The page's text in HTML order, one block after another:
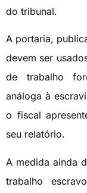
do tribunal.
A portaria,
devem ser
de trabalho
análoga à
o fiscal
seu relatório.
A medida ainda
trabalho